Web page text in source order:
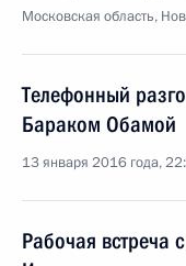
Московская область,
Телефонный
Бараком Обамой
13 января 2016 года,
Рабочая встреча